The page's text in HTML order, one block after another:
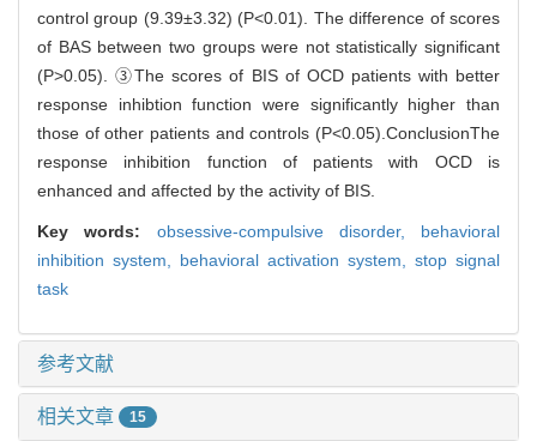
control group (9.39±3.32) (P<0.01). The difference of scores
of BAS between two groups were not statistically significant
(P>0.05). ③The scores of BIS of OCD patients with better
response inhibtion function were significantly higher than
those of other patients and controls (P<0.05).ConclusionThe
response inhibition function of patients with OCD is
enhanced and affected by the activity of BIS.
Key words: obsessive-compulsive disorder, behavioral
inhibition system, behavioral activation system, stop signal
task
参考文献
相关文章 15